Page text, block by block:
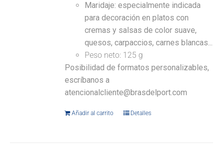
Maridaje: especialmente indicada
para decoración en platos con
cremas y salsas de color suave,
quesos, carpaccios, carnes blancas...
Peso neto: 125 g
Posibilidad de formatos personalizables,
escríbanos a
atencionalcliente@brasdelport.com
Añadir al carrito Detalles